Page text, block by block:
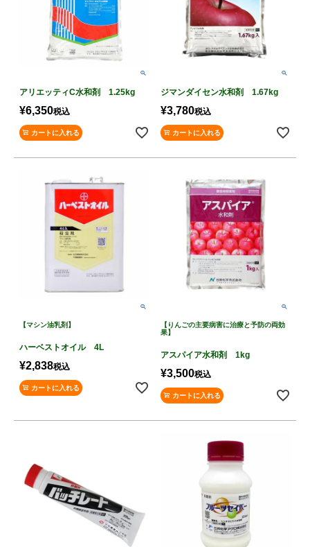
アリエッティC水和剤 1.25kg
¥6,350税込
カートに入れる
ジマンダイセン水和剤 1.67kg
¥3,780税込
カートに入れる
【マシン油乳剤】
ハーベストオイル 4L
¥2,838税込
カートに入れる
【りんごの主要病害に治療と予防の両効
果】
アスパイア水和剤 1kg
¥3,500税込
カートに入れる